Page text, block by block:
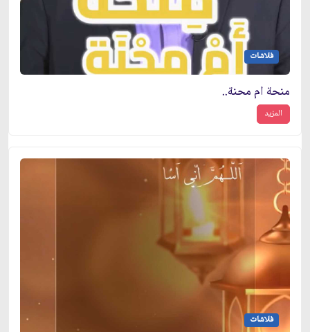
فلاشات
منحة ام محنة..
المزيد
فلاشات